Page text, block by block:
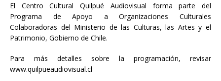
El Centro Cultural Quilpué Audiovisual forma parte del
Programa de Apoyo a Organizaciones Culturales
Colaboradoras del Ministerio de las Culturas, las Artes y el
Patrimonio, Gobierno de Chile.
Para más detalles sobre la programación, revisar
www.quilpueaudiovisual.cl